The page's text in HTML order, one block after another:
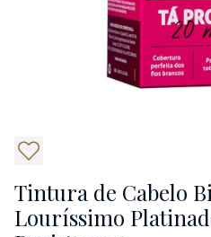
Tintura de Cabelo
Louríssimo